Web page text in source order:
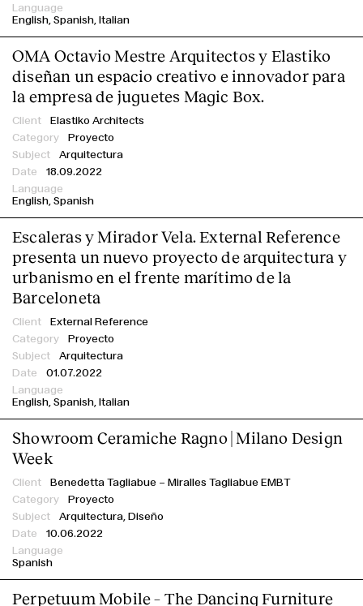
English Spanish Italian
OMA Octavio Mestre Arquitectos y Elastiko
diseñan un espacio creativo e innovador para
la empresa de juguetes Magic Box.
Elastiko Architects
Proyecto
Arquitectura
18.09.2022
English Spanish
Escaleras y Mirador Vela. External Reference
presenta un nuevo proyecto de arquitectura y
urbanismo en el frente marítimo de la
Barceloneta
External Reference
Proyecto
Arquitectura
01.07.2022
English Spanish Italian
Showroom Ceramiche Ragno | Milano Design
Week
Benedetta Tagliabue – Miralles Tagliabue EMBT
Proyecto
Arquitectura, Diseño
10.06.2022
Spanish
Perpetuum Mobile – The Dancing Furniture